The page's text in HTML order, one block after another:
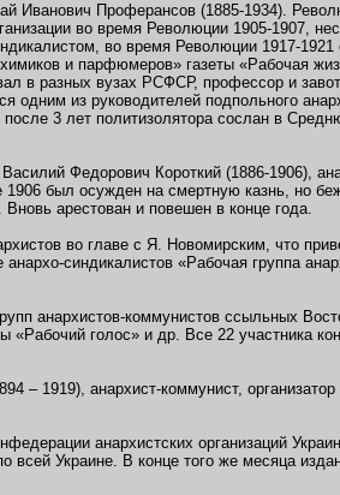
Иванович Проферансов (1885-1934).
во время Революции 1905-1907,
во время Революции 1917-1921
и парфюмеров» газеты «Рабочая
в разных вузах РСФСР, профессор и
из руководителей подпольного
3 лет политизолятора сослан в
Федорович Короткий (1886-1906),
1906 был осужден на смертную казнь, но
арестован и повешен в конце года.
во главе с Я. Новомирским, что
синдикалистов «Рабочая группа
анархистов-коммунистов ссыльных
«Рабочий голос» и др. Все 22 участника
– 1919), анархист-коммунист,
анархистских организаций
всей Украине. В конце того же месяца